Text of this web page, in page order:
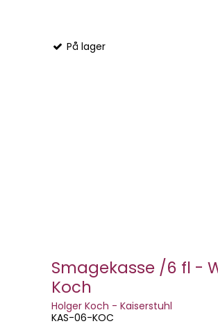
På lager
Smagekasse /6 fl -
Koch
Holger Koch - Kaiserstuhl
KAS-06-KOC